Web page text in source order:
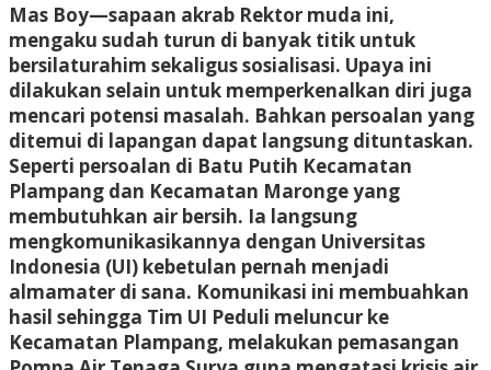
Mas Boy—sapaan akrab Rektor muda ini,
mengaku sudah turun di banyak titik untuk
bersilaturahim sekaligus sosialisasi. Upaya ini
dilakukan selain untuk memperkenalkan diri juga
mencari potensi masalah. Bahkan persoalan yang
ditemui di lapangan dapat langsung dituntaskan.
Seperti persoalan di Batu Putih Kecamatan
Plampang dan Kecamatan Maronge yang
membutuhkan air bersih. Ia langsung
mengkomunikasikannya dengan Universitas
Indonesia (UI) kebetulan pernah menjadi
almamater di sana. Komunikasi ini membuahkan
hasil sehingga Tim UI Peduli meluncur ke
Kecamatan Plampang, melakukan pemasangan